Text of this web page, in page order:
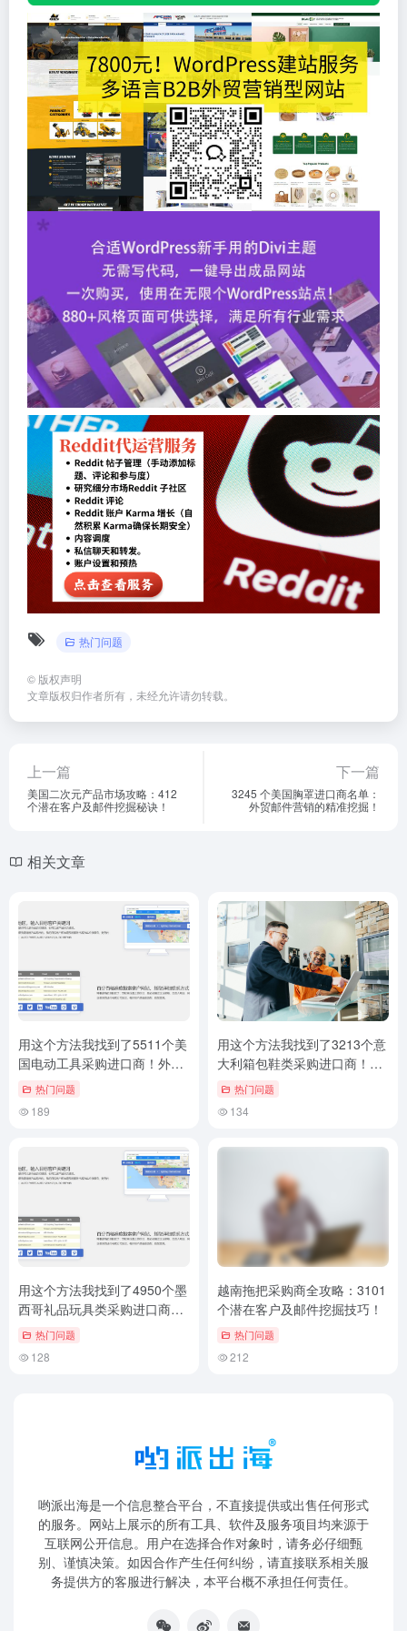
热门问题
© 版权声明
文章版权归作者所有，未经允许请勿转载。
上一篇
美国二次元产品市场攻略：412
个潜在客户及邮件挖掘秘诀！
下一篇
3245 个美国胸罩进口商名单：
外贸邮件营销的精准挖掘！
相关文章
用这个方法我找到了5511个美
国电动工具采购进口商！外贸
客户邮件挖掘技巧
热门问题
189
用这个方法我找到了3213个意
大利箱包鞋类采购进口商！外
贸客户邮件挖掘技巧
热门问题
134
用这个方法我找到了4950个墨
西哥礼品玩具类采购进口商！
外贸客户邮件挖掘技巧
热门问题
128
越南拖把采购商全攻略：3101
个潜在客户及邮件挖掘技巧！
热门问题
212
哟派出海是一个信息整合平台，不直接提供或出售任何形式
的服务。网站上展示的所有工具、软件及服务项目均来源于
互联网公开信息。用户在选择合作对象时，请务必仔细甄
别、谨慎决策。如因合作产生任何纠纷，请直接联系相关服
务提供方的客服进行解决，本平台概不承担任何责任。